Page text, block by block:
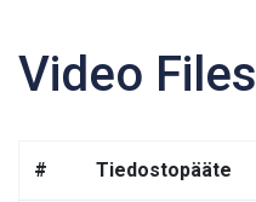
Video Files
# Tiedostopääte